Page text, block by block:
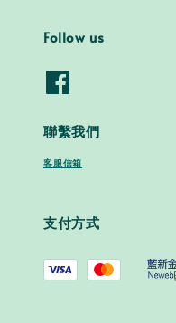
Follow us
聯繫我們
客服信箱
支付方式